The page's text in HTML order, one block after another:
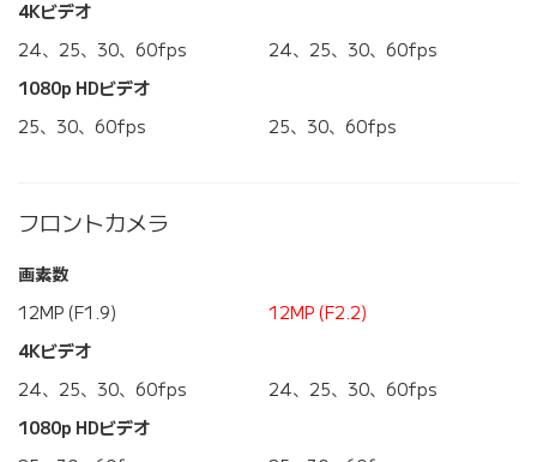
4Kビデオ
24、25、30、60fps
24、25、30、60fps
1080p HDビデオ
25、30、60fps
25、30、60fps
フロントカメラ
画素数
12MP (F1.9)
12MP (F2.2)
4Kビデオ
24、25、30、60fps
24、25、30、60fps
1080p HDビデオ